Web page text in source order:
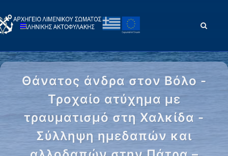
Θάνατος άνδρα στον Βόλο -
Τροχαίο ατύχημα με
τραυματισμό στη Χαλκίδα -
Σύλληψη ημεδαπών και